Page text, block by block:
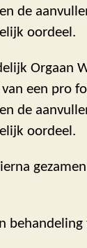
de
oordeel.
Orgaan
een pro
de
oordeel.